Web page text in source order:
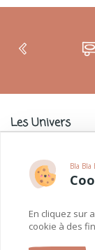
Bla Bla
En cliquez sur
cookie à des
Les Univers
Charlie & La
Informations
Paiements